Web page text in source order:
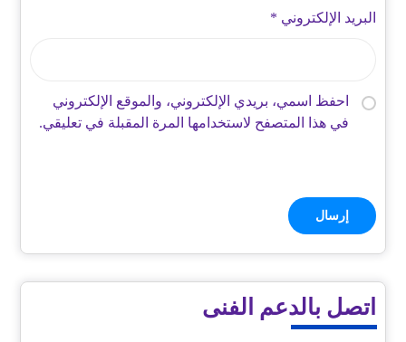
اتصل بالدعم الفنى
البريد الإلكتروني *
احفظ اسمي، بريدي الإلكتروني، والموقع الإلكتروني
في هذا المتصفح لاستخدامها المرة المقبلة في تعليقي.